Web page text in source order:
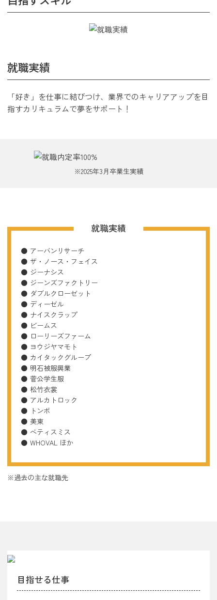
就職実績
「好き」を仕事に結びつけ、業界でのキャリアアップを目
指すカリキュラムで夢をサポート！
2025年3月卒業生実績
就職実績
アーバンリサーチ
ザ・ノース・フェイス
ジーナシス
ジーンズファクトリー
ダブルクローゼット
ディーゼル
ナイスクラップ
ビームス
ローリーズファーム
ヨウジヤマモト
カイタックグループ
明石被服興業
菅公学生服
松竹衣裳
アルカトロック
トンボ
美東
ベティスミス
WHOVAL ほか
過去の主な就職先
目指せる仕事